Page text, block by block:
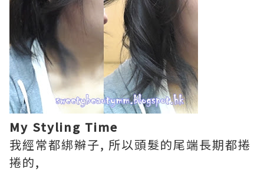
My Styling Time
我經常都綁辮子, 所以頭髮的尾端長期都捲
捲的,